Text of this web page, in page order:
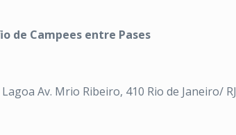
de Campees entre Pases
Av. Mrio Ribeiro, 410 Rio de Janeiro/